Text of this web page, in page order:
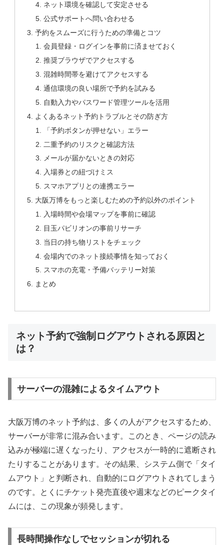
ネット環境を確認して安定させる
公式サポートへ問い合わせる
予約をスムーズに行うための準備とコツ
会員登録・ログインを事前に済ませておく
推奨ブラウザでアクセスする
混雑時間帯を避けてアクセスする
通信環境の良い場所で予約を試みる
自動入力やパスワード管理ツールを活用
よくあるネット予約トラブルとその防ぎ方
「予約ボタンが押せない」エラー
二重予約のリスクと確認方法
メールが届かないときの対応
入場券との紐づけミス
スマホアプリとの連携エラー
大阪万博をもっと楽しむための予約以外のポイント
入場時間や会場マップを事前に確認
目玉パビリオンの事前リサーチ
当日の持ち物リストをチェック
会場内でのネット接続事情を知っておく
スマホの充電・予備バッテリー対策
まとめ
ネット予約で強制ログアウトされる原因と
は？
サーバーの混雑によるタイムアウト
大阪万博のネット予約は、多くの人がアクセスするため、
サーバーが非常に混み合います。このとき、ページの読み
込みが極端に遅くなったり、アクセスが一時的に遮断され
たりすることがあります。その結果、システム側で「タイ
ムアウト」と判断され、自動的にログアウトされてしまう
のです。とくにチケット発売直後や週末などのピークタイ
ムには、この現象が頻発します。
長時間操作なしでセッションが切れる